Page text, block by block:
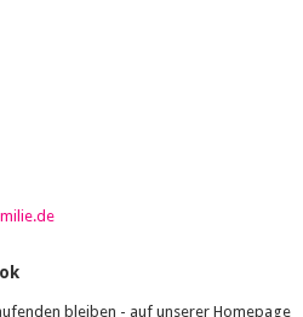
bleiben - auf unserer Homepage